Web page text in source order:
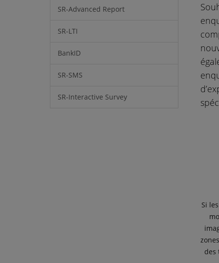
SR-Advanced Report
SR-LTI
BankID
SR-SMS
SR-Interactive Survey
Si
des